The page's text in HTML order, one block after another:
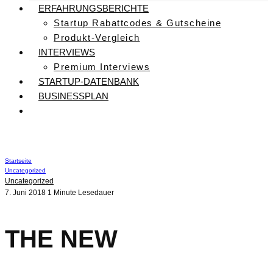
ERFAHRUNGSBERICHTE
Startup Rabattcodes & Gutscheine
Produkt-Vergleich
INTERVIEWS
Premium Interviews
STARTUP-DATENBANK
BUSINESSPLAN
Startseite
Uncategorized
Uncategorized
7. Juni 2018 1 Minute Lesedauer
THE NEW